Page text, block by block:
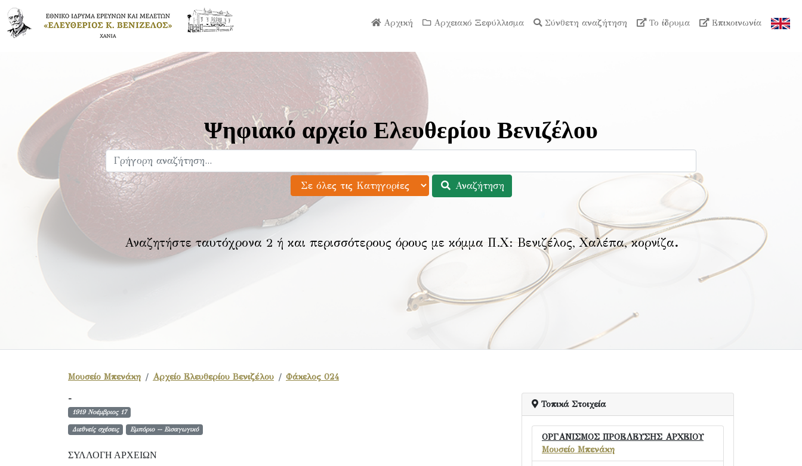
Αρχική Αρχειακό Ξεφύλλισμα Σύνθετη αναζήτηση Το ίδρυμα Επικοινωνία
Ψηφιακό αρχείο Ελευθερίου Βενιζέλου
Αναζήτηση
Αναζητήστε ταυτόχρονα 2 ή και περισσότερους όρους με κόμμα Π.Χ: Βενιζέλος, Χαλέπα, κορνίζα.
Μουσείο Μπενάκη Αρχείο Ελευθερίου Βενιζέλου Φάκελος 024
-
1919 Νοέμβριος 17
Διεθνείς σχέσεις Εμπόριο -- Εισαγωγικό
ΣΥΛΛΟΓΉ ΑΡΧΕΊΩΝ
Τοπικά Στοιχεία
ΟΡΓΑΝΙΣΜΟΣ ΠΡΟΕΛΕΥΣΗΣ ΑΡΧΕΙΟΥ
Μουσείο Μπενάκη